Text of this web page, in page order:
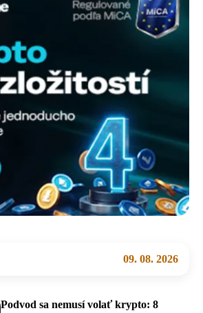
09. 08. 2026
Podvod sa nemusí volať krypto: 8